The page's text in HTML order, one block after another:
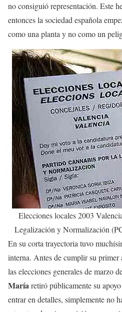
no consiguió representación. Este
entonces la sociedad española
como una planta y no como un
Elecciones locales 2003
Legalización y Normalización
En su corta trayectoria tuvo
interna. Antes de cumplir su primer
las elecciones generales de marzo
Maríaretiró públicamente su
entrar en detalles, simplemente no